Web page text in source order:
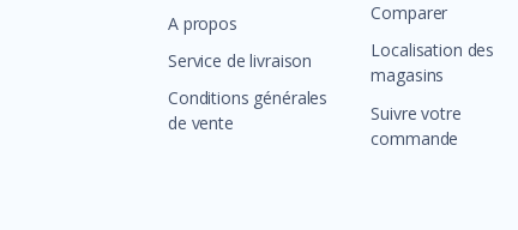
A propos
Service de livraison
Conditions générales
de vente
Comparer
Localisation des
magasins
Suivre votre
commande